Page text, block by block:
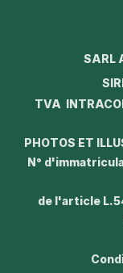
SARL
TVA
PHOTOS ET
N°
de l'article